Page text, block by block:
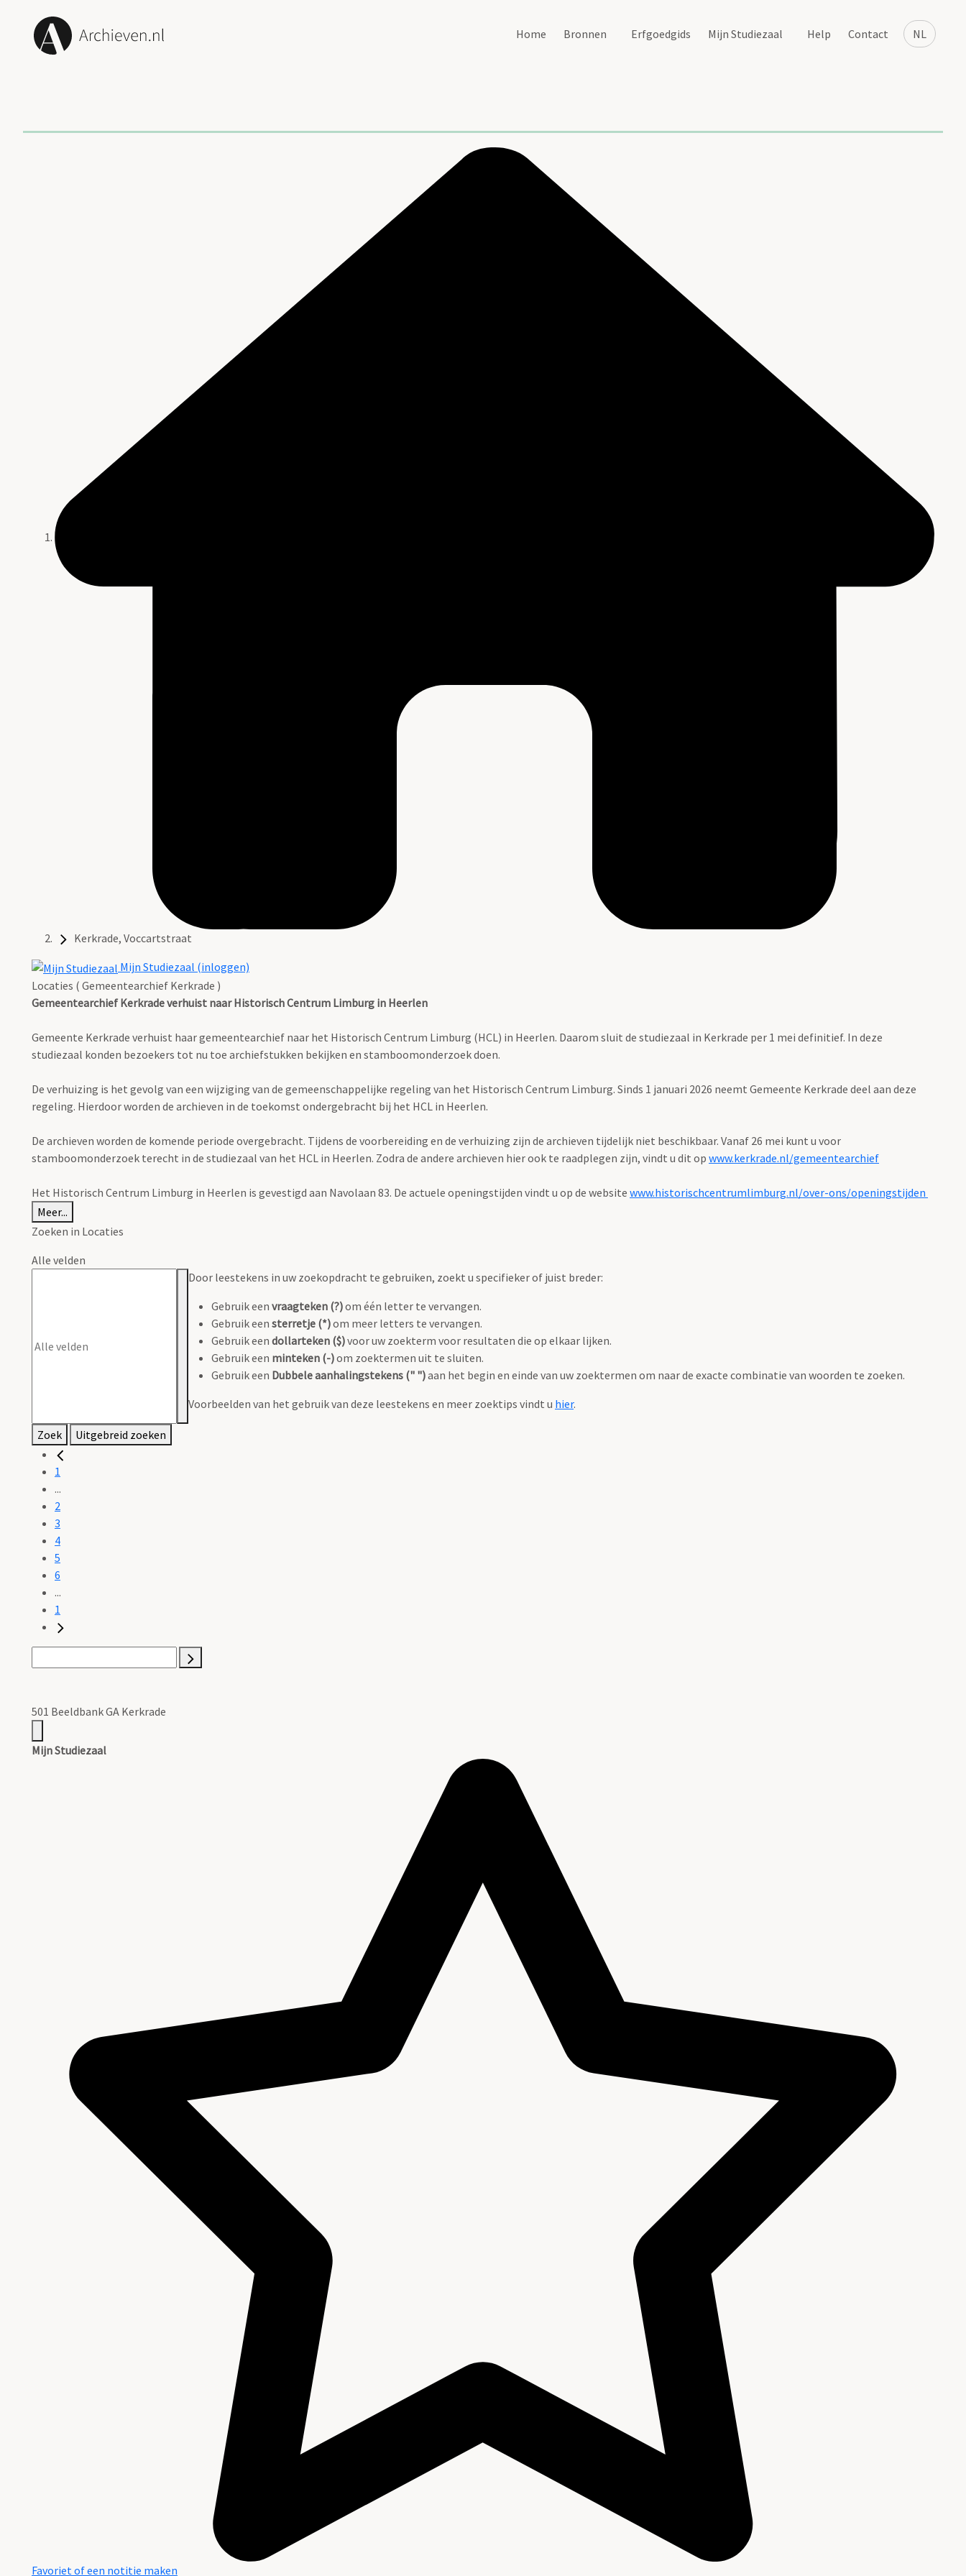
NL
Home Bronnen Erfgoedgids Mijn Studiezaal Help Contact
Kerkrade, Voccartstraat
Mijn Studiezaal (inloggen)
Locaties ( Gemeentearchief Kerkrade )
Gemeentearchief Kerkrade verhuist naar Historisch Centrum Limburg in Heerlen
Gemeente Kerkrade verhuist haar gemeentearchief naar het Historisch Centrum Limburg (HCL) in Heerlen. Daarom sluit de studiezaal in Kerkrade per 1 mei definitief. In deze
studiezaal konden bezoekers tot nu toe archiefstukken bekijken en stamboomonderzoek doen.
De verhuizing is het gevolg van een wijziging van de gemeenschappelijke regeling van het Historisch Centrum Limburg. Sinds 1 januari 2026 neemt Gemeente Kerkrade deel aan deze
regeling. Hierdoor worden de archieven in de toekomst ondergebracht bij het HCL in Heerlen.
De archieven worden de komende periode overgebracht. Tijdens de voorbereiding en de verhuizing zijn de archieven tijdelijk niet beschikbaar. Vanaf 26 mei kunt u voor
stamboomonderzoek terecht in de studiezaal van het HCL in Heerlen. Zodra de andere archieven hier ook te raadplegen zijn, vindt u dit op www.kerkrade.nl/gemeentearchief
Het Historisch Centrum Limburg in Heerlen is gevestigd aan Navolaan 83. De actuele openingstijden vindt u op de website www.historischcentrumlimburg.nl/over-ons/openingstijden
Meer...
Zoeken in Locaties
Alle velden
Door leestekens in uw zoekopdracht te gebruiken, zoekt u specifieker of juist breder:
Gebruik een vraagteken (?)om één letter te vervangen.
Gebruik een sterretje (*)om meer letters te vervangen.
Gebruik een dollarteken ($)voor uw zoekterm voor resultaten die op elkaar lijken.
Gebruik een minteken (-)om zoektermen uit te sluiten.
Gebruik een Dubbele aanhalingstekens (" ")aan het begin en einde van uw zoektermen om naar de exacte combinatie van woorden te zoeken.
Voorbeelden van het gebruik van deze leestekens en meer zoektips vindt u hier.
Zoek Uitgebreid zoeken
1
...
2
3
4
5
6
...
1
501 Beeldbank GA Kerkrade
Mijn Studiezaal
Favoriet of een notitie maken